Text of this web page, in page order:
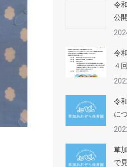
令
公
令
４
令
に
草
で